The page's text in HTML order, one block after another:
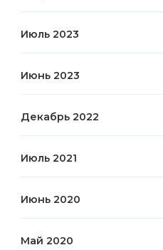
Июль 2023
Июнь 2023
Декабрь 2022
Июль 2021
Июнь 2020
Май 2020